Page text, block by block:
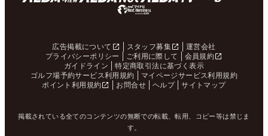
広告掲載について スタッフ募集
運営会社
プライバシーポリシー
ご利用に際して
会員規約
ガイドライン
特定商取引法に基づく表示
ゴルフ場予約サービス利用規約
マイページサービス利用規約
ポイント利用規約
お問合せ ヘルプ サイトマップ
掲載されている全てのコンテンツの無断での転載、転用、コピー等は禁じま
す。